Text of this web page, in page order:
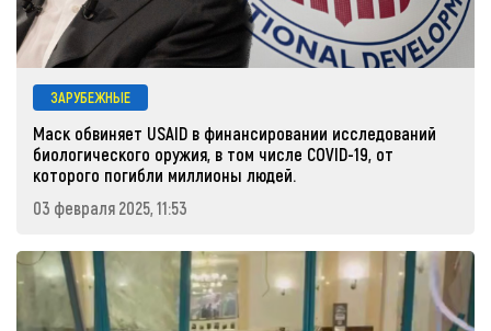
ЗАРУБЕЖНЫЕ
Маск обвиняет USAID в финансировании исследований
биологического оружия, в том числе COVID-19, от
которого погибли миллионы людей.
03 февраля 2025, 11:53